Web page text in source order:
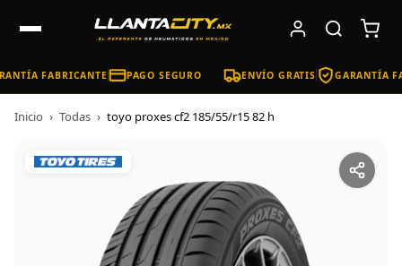
FABRICANTE PAGO SEGURO ENVÍO GRATIS GARANTÍA
Inicio › Todas › toyo proxes cf2 185/55/r15 82 h